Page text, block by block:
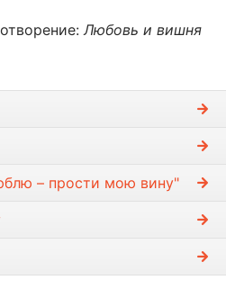
Любовь и вишня
– прости мою вину"